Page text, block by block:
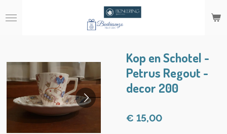
direct
Kop en Schotel -
Petrus Regout -
decor 200
€ 15,00